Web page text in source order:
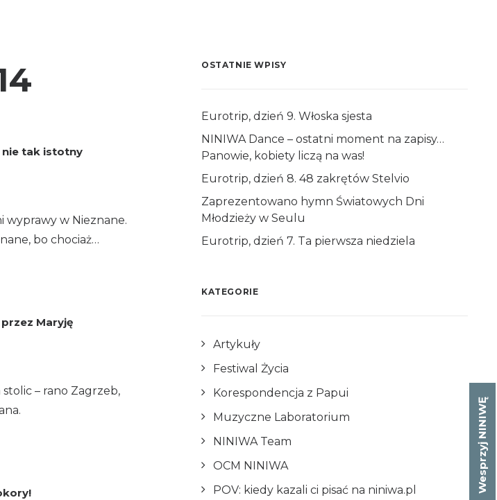
nie tak istotny
wyprawy w Nieznane.
bo chociaż…
przez Maryję
– rano Zagrzeb,
OSTATNIE WPISY
Eurotrip, dzień 9. Włoska sjesta
NINIWA Dance – ostatni moment na zapisy…
Panowie, kobiety liczą na was!
Eurotrip, dzień 8. 48 zakrętów Stelvio
Zaprezentowano hymn Światowych Dni
Młodzieży w Seulu
Eurotrip, dzień 7. Ta pierwsza niedziela
KATEGORIE
Artykuły
Festiwal Życia
Korespondencja z Papui
Muzyczne Laboratorium
NINIWA Team
OCM NINIWA
POV: kiedy kazali ci pisać na niniwa.pl
Wesprzyj NINIWĘ